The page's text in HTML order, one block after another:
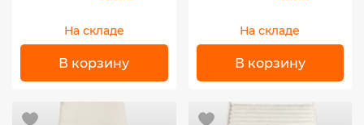
На складе
В корзину
На складе
В корзину